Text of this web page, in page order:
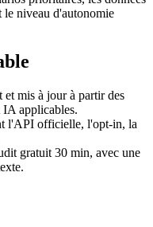
le niveau d'autonomie
mis à jour à partir des
applicables.
l'API officielle, l'opt-in, la
gratuit 30 min, avec une